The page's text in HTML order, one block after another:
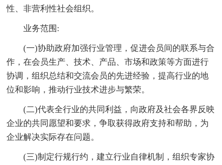
性、非营利性社会组织。
业务范围:
(一)协助政府加强行业管理，促进会员间的联系与合
作，在会员生产、技术、产品、市场和政策等方面进行
协调，组织总结和交流会员的先进经验，提高行业的地
位和影响，推动行业技术进步与繁荣。
(二)代表全行业的共同利益，向政府及社会各界反映
企业的共同愿望和要求，争取获得政府支持和帮助，为
企业解决实际存在问题。
(三)制定行规行约，建立行业自律机制，组织专家协